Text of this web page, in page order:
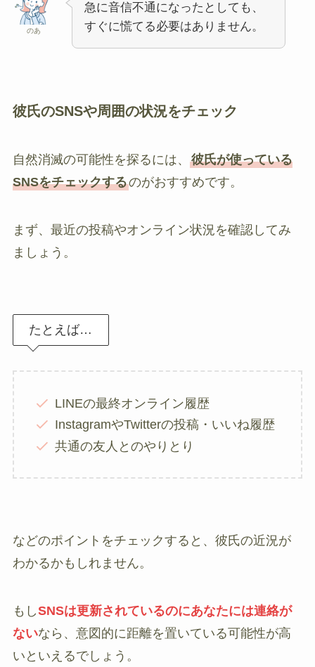
のあ
急に音信不通になったとしても、
すぐに慌てる必要はありません。
彼氏のSNSや周囲の状況をチェック
自然消滅の可能性を探るには、 彼氏が使っている
SNSをチェックするのがおすすめです。
まず、最近の投稿やオンライン状況を確認してみ
ましょう。
たとえば…
LINEの最終オンライン履歴
InstagramやTwitterの投稿・いいね履歴
共通の友人とのやりとり
などのポイントをチェックすると、彼氏の近況が
わかるかもしれません。
もしSNSは更新されているのにあなたには連絡が
ないなら、意図的に距離を置いている可能性が高
いといえるでしょう。